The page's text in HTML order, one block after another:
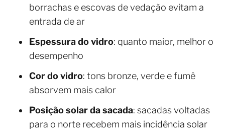
borrachas e escovas de vedação evitam a
entrada de ar
Espessura do vidro: quanto maior, melhor o
desempenho
Cor do vidro: tons bronze, verde e fumê
absorvem mais calor
Posição solar da sacada: sacadas voltadas
para o norte recebem mais incidência solar